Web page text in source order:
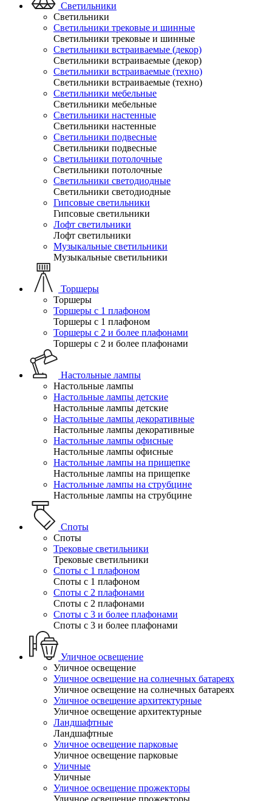
Светильники
Светильники
Светильники трековые и шинные
Светильники трековые и шинные
Светильники встраиваемые (декор)
Светильники встраиваемые (декор)
Светильники встраиваемые (техно)
Светильники встраиваемые (техно)
Светильники мебельные
Светильники мебельные
Светильники настенные
Светильники настенные
Светильники подвесные
Светильники подвесные
Светильники потолочные
Светильники потолочные
Светильники светодиодные
Светильники светодиодные
Гипсовые светильники
Гипсовые светильники
Лофт светильники
Лофт светильники
Музыкальные светильники
Музыкальные светильники
Торшеры
Торшеры
Торшеры с 1 плафоном
Торшеры с 1 плафоном
Торшеры с 2 и более плафонами
Торшеры с 2 и более плафонами
Настольные лампы
Настольные лампы
Настольные лампы детские
Настольные лампы детские
Настольные лампы декоративные
Настольные лампы декоративные
Настольные лампы офисные
Настольные лампы офисные
Настольные лампы на прищепке
Настольные лампы на прищепке
Настольные лампы на струбцине
Настольные лампы на струбцине
Споты
Споты
Трековые светильники
Трековые светильники
Споты с 1 плафоном
Споты с 1 плафоном
Споты с 2 плафонами
Споты с 2 плафонами
Споты с 3 и более плафонами
Споты с 3 и более плафонами
Уличное освещение
Уличное освещение
Уличное освещение на солнечных батареях
Уличное освещение на солнечных батареях
Уличное освещение архитектурные
Уличное освещение архитектурные
Ландшафтные
Ландшафтные
Уличное освещение парковые
Уличное освещение парковые
Уличные
Уличные
Уличное освещение прожекторы
Уличное освещение прожекторы